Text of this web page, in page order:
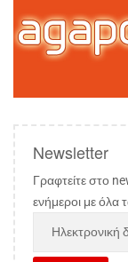
Newsletter
Γραφτείτε στο
ενήμεροι με όλα